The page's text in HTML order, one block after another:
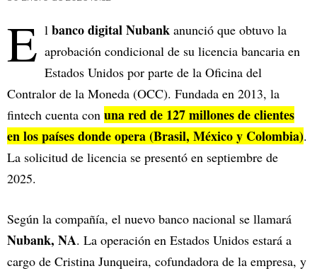
E l banco digital Nubank anunció que obtuvo la
aprobación condicional de su licencia bancaria en
Estados Unidos por parte de la Oficina del
Contralor de la Moneda (OCC). Fundada en 2013, la
fintech cuenta con una red de 127 millones de clientes
en los países donde opera (Brasil, México y Colombia).
La solicitud de licencia se presentó en septiembre de
2025.
Según la compañía, el nuevo banco nacional se llamará
Nubank, NA. La operación en Estados Unidos estará a
cargo de Cristina Junqueira, cofundadora de la empresa, y